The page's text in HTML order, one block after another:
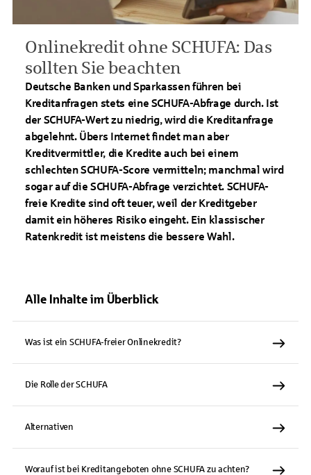
Onlinekredit ohne SCHUFA: Das
sollten Sie beachten
Deutsche Banken und Sparkassen führen bei
Kreditanfragen stets eine SCHUFA-Abfrage durch. Ist
der SCHUFA-Wert zu niedrig, wird die Kreditanfrage
abgelehnt. Übers Internet findet man aber
Kreditvermittler, die Kredite auch bei einem
schlechten SCHUFA-Score vermitteln; manchmal wird
sogar auf die SCHUFA-Abfrage verzichtet. SCHUFA-
freie Kredite sind oft teuer, weil der Kreditgeber
damit ein höheres Risiko eingeht. Ein klassischer
Ratenkredit ist meistens die bessere Wahl.
Alle Inhalte im Überblick
Was ist ein SCHUFA-freier Onlinekredit?
Die Rolle der SCHUFA
Alternativen
Worauf ist bei Kreditangeboten ohne SCHUFA zu achten?